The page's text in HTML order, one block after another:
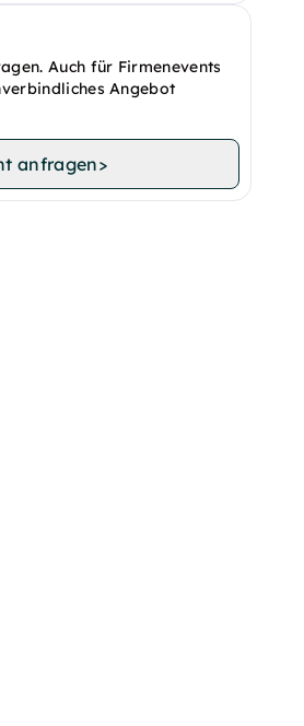
Auch für Firmenevents
Angebot
anfragen>